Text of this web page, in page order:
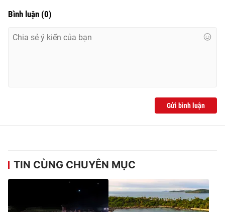
Bình luận (0)
Gửi bình luận
TIN CÙNG CHUYÊN MỤC